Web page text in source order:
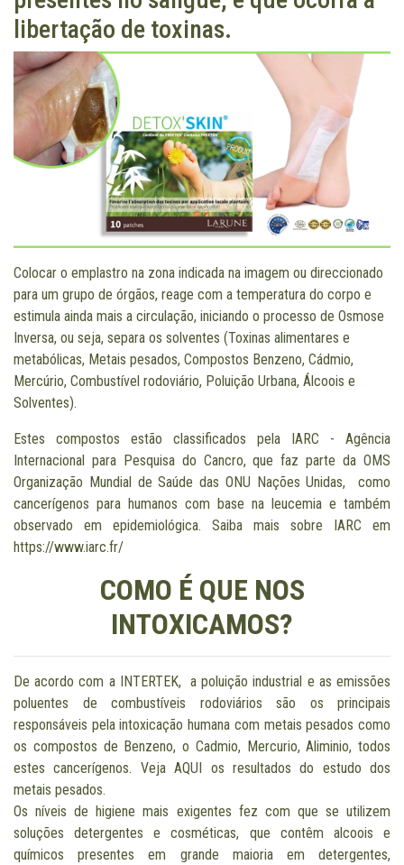
libertação de toxinas.
Colocar o emplastro na zona indicada na imagem ou direccionado
para um grupo de órgãos, reage com a temperatura do corpo e
estimula ainda mais a circulação, iniciando o processo de Osmose
Inversa, ou seja, separa os solventes (Toxinas alimentares e
metabólicas, Metais pesados, Compostos Benzeno, Cádmio,
Mercúrio, Combustível rodoviário, Poluição Urbana, Álcoois e
Solventes).
Estes compostos estão classificados pela IARC - Agência
Internacional para Pesquisa do Cancro, que faz parte da OMS
Organização Mundial de Saúde das ONU Nações Unidas, como
cancerígenos para humanos com base na leucemia e também
observado em epidemiológica. Saiba mais sobre IARC em
https://www.iarc.fr/
COMO É QUE NOS
INTOXICAMOS?
De acordo com a INTERTEK, a poluição industrial e as emissões
poluentes de combustíveis rodoviários são os principais
responsáveis pela intoxicação humana com metais pesados como
os compostos de Benzeno, o Cadmio, Mercurio, Aliminio, todos
estes cancerígenos. VejaAQUI os resultados do estudo dos
metais pesados.
Os níveis de higiene mais exigentes fez com que se utilizem
soluções detergentes e cosméticas, que contêm alcoois e
químicos presentes em grande maioria em detergentes,